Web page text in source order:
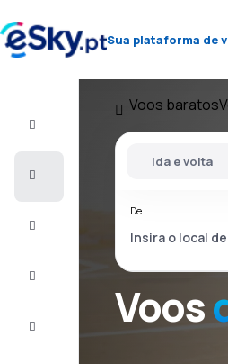
Sua plataforma de
Voos baratos
Voos
Ida e volta
De